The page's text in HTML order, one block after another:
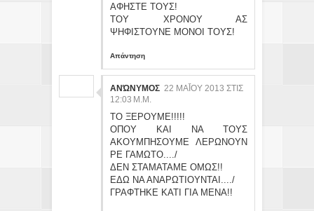
ΑΦΗΣΤΕ ΤΟΥΣ!
ΤΟΥ ΧΡΟΝΟΥ ΑΣ
ΨΗΦΙΣΤΟΥΝΕ ΜΟΝΟΙ ΤΟΥΣ!
Απάντηση
ΑΝΏΝΥΜΟΣ 22 ΜΑΪ́ΟΥ 2013 ΣΤΙΣ 12
:03 Μ.Μ.
ΤΟ ΞΕΡΟΥΜΕ!!!!!
ΟΠΟΥ ΚΑΙ ΝΑ ΤΟΥΣ
ΑΚΟΥΜΠΗΣΟΥΜΕ ΛΕΡΩΝΟΥΝ
ΡΕ ΓΑΜΩΤΟ..../
ΔΕΝ ΣΤΑΜΑΤΑΜΕ ΟΜΩΣ!!
ΕΔΩ ΝΑ ΑΝΑΡΩΤΙΟΥΝΤΑΙ..../
ΓΡΑΦΤΗΚΕ ΚΑΤΙ ΓΙΑ ΜΕΝΑ!!